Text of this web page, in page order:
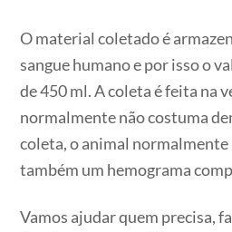
O material coletado é
sangue humano e por isso o
de 450 ml. A coleta é feita na
normalmente não costuma
coleta, o animal normalmente
também um hemograma
Vamos ajudar quem precisa,